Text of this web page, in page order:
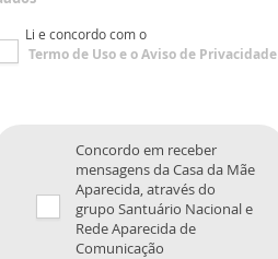
Li e concordo com o
Termo de Usoe oAviso de Privacidade
Concordo em receber
mensagens da Casa da Mãe
Aparecida, através do
grupo Santuário Nacional e
Rede Aparecida de
Comunicação